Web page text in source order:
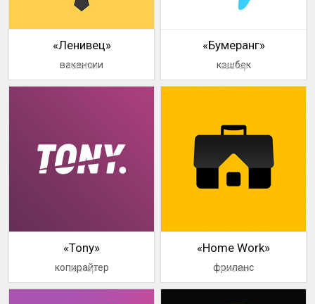
«Ленивец»
вакансии
логотип
«Бумеранг»
кэшбек
аватар
«Tony»
копирайтер
аватар
«Home Work»
фриланс
логотип